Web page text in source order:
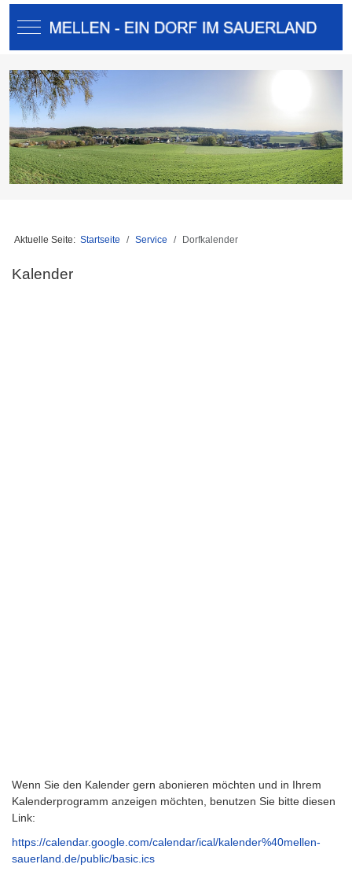
Mobile Menu Toggle
Aktuelle Seite: Startseite Service Dorfkalender
Kalender
Wenn Sie den Kalender gern abonieren möchten und in Ihrem
Kalenderprogramm anzeigen möchten, benutzen Sie bitte diesen
Link:
https://calendar.google.com/calendar/ical/kalender%40mellen-
sauerland.de/public/basic.ics